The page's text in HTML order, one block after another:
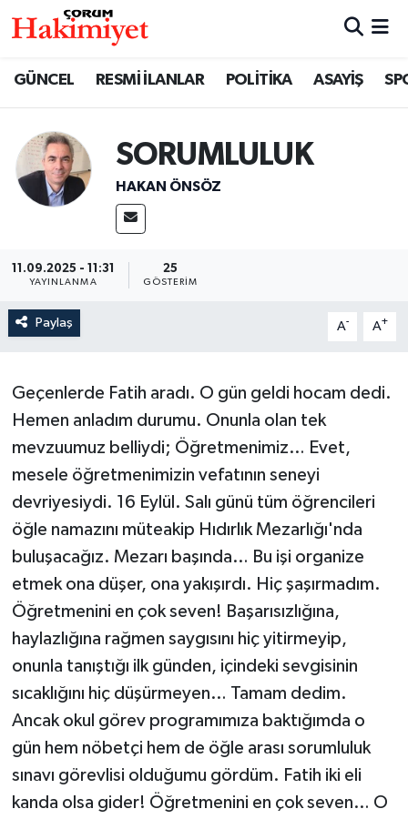
GÜNCEL RESMİ İLANLAR POLİTİKA ASAYİŞ
SORUMLULUK
HA­KAN ÖN­SÖZ
11.09.2025 - 11:31
YAYINLANMA
25
GÖSTERIM
Paylaş A- A+
Geçenlerde Fatih aradı. O gün geldi hocam dedi.
Hemen anladım durumu. Onunla olan tek
mevzuumuz belliydi; Öğretmenimiz… Evet,
mesele öğretmenimizin vefatının seneyi
devriyesiydi. 16 Eylül. Salı günü tüm öğrencileri
öğle namazını müteakip Hıdırlık Mezarlığı'nda
buluşacağız. Mezarı başında… Bu işi organize
etmek ona düşer, ona yakışırdı. Hiç şaşırmadım.
Öğretmenini en çok seven! Başarısızlığına,
haylazlığına rağmen saygısını hiç yitirmeyip,
onunla tanıştığı ilk günden, içindeki sevgisinin
sıcaklığını hiç düşürmeyen… Tamam dedim.
Ancak okul görev programımıza baktığımda o
gün hem nöbetçi hem de öğle arası sorumluluk
sınavı görevlisi olduğumu gördüm. Fatih iki eli
kanda olsa gider! Öğretmenini en çok seven… O
SAĞLIK
ASAYİŞ
EĞİTİM
OTOPARK
TEKNOLOJİ
Nöbetçi Eczaneler
Çorum Namaz Vakitleri
Trafik Durumu
Haber Arşivi